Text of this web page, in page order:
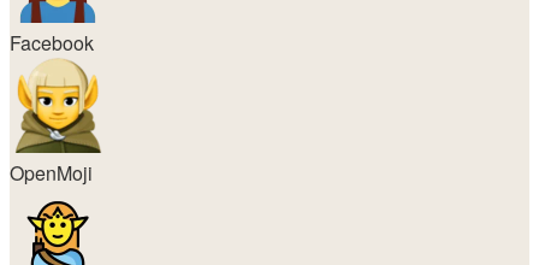
Facebook
OpenMoji